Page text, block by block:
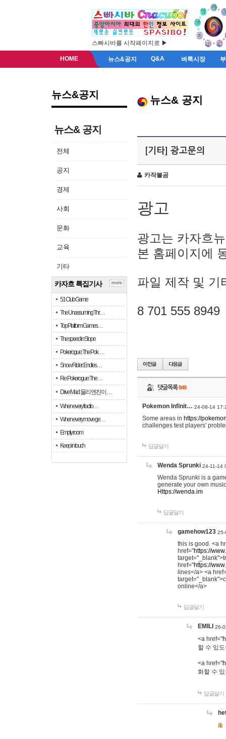
스빠시바를 시작페이지로 ▶
HOME 뉴스&공지 Q&A 벼룩시장
뉴스&공지
뉴스& 공지
전체
공지
경제
사회
문화
교육
기타
카자흐 특집기사
51 Club Game
The Unassuming Thr…
Top Platform Games…
The speed in Slope
Pokerogue: The Pok…
Snow Rider: Endles…
Re: Pokerogue: The…
Drive Mad: 물리 엔진이 …
When every fractio…
When every move ge…
Empty room
Keep in touch
more
뉴스& 공지
[기타] 광고문의
카작불곰
광고
광고는 카자흐
본 홈페이지에
파일 제작 및 기
8 701 555 8949
댓글목록949
Pokemon Infinit… 24-08-14
Some areas in https://
challenges test players'
답글달기
Wenda Sprunki 24-11-14
Wenda Sprunki is a
generate your own
Https://wenda.im
답글달기
gamehow123 25-
this is good. <a
href="https://
href="https://
lines</a> <a
online</a>
답글달기
EMILI 26-
<a href="
할 수 있
<a href="
화할 수
답글달기